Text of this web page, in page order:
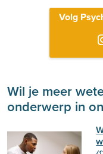
Volg
Wil je meer
onderwerp in